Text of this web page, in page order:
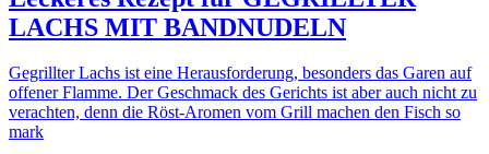
LACHS MIT BANDNUDELN
Gegrillter Lachs ist eine Herausforderung, besonders das Garen auf
offener Flamme. Der Geschmack des Gerichts ist aber auch nicht zu
verachten, denn die Röst-Aromen vom Grill machen den Fisch so
mark